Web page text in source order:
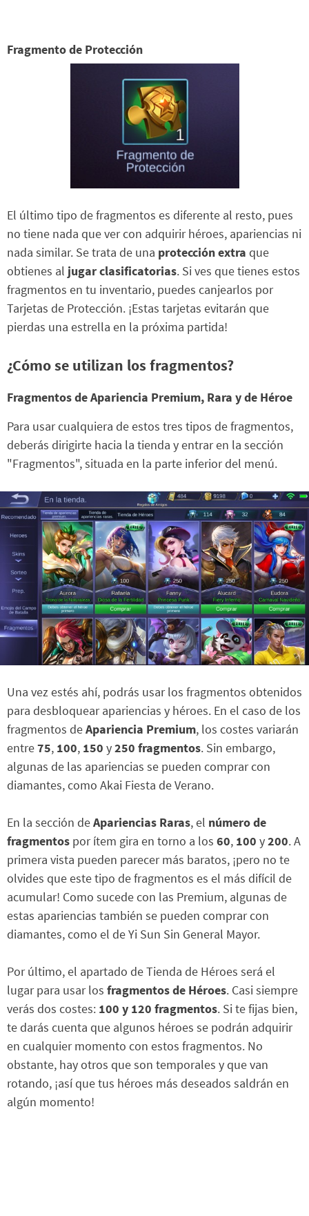
Fragmento de Protección
El último tipo de fragmentos es diferente al resto, pues
no tiene nada que ver con adquirir héroes, apariencias ni
nada similar. Se trata de una protección extra que
obtienes al jugar clasificatorias. Si ves que tienes estos
fragmentos en tu inventario, puedes canjearlos por
Tarjetas de Protección. ¡Estas tarjetas evitarán que
pierdas una estrella en la próxima partida!
¿Cómo se utilizan los fragmentos?
Fragmentos de Apariencia Premium, Rara y de Héroe
Para usar cualquiera de estos tres tipos de fragmentos,
deberás dirigirte hacia la tienda y entrar en la sección
"Fragmentos", situada en la parte inferior del menú.
Una vez estés ahí, podrás usar los fragmentos obtenidos
para desbloquear apariencias y héroes. En el caso de los
fragmentos deApariencia Premium, los costes variarán
entre75, 100, 150 y250 fragmentos. Sin embargo,
algunas de las apariencias se pueden comprar con
diamantes, como Akai Fiesta de Verano.
En la sección deApariencias Raras, el número de
fragmentos por ítem gira en torno a los 60, 100 y200. A
primera vista pueden parecer más baratos, ¡pero no te
olvides que este tipo de fragmentos es el más difícil de
acumular! Como sucede con las Premium, algunas de
estas apariencias también se pueden comprar con
diamantes, como el de Yi Sun Sin General Mayor.
Por último, el apartado de Tienda de Héroes será el
lugar para usar los fragmentos de Héroes. Casi siempre
verás dos costes: 100 y 120 fragmentos. Si te fijas bien,
te darás cuenta que algunos héroes se podrán adquirir
en cualquier momento con estos fragmentos. No
obstante, hay otros que son temporales y que van
rotando, ¡así que tus héroes más deseados saldrán en
algún momento!